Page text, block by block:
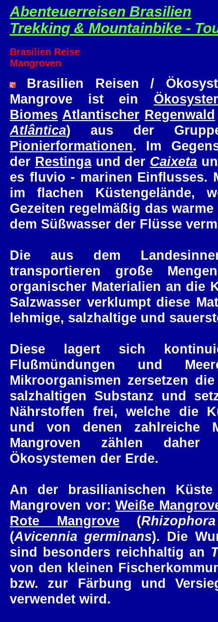
Abenteuerreisen Brasilien
Trekking & Mountainbike -
Brasilien Reise
Mangroven
Brasilien Reisen /
Mangrove ist ein
Biomes Atlantischer Regenwald
Atlântica) aus der
Pionierformationen. Im
der Restingaund der Caixeta
es fluvio - marinen Einflusses.
im flachen Küstengelände,
Gezeiten regelmäßig das
dem Süßwasser der Flüsse
Die aus dem
transportieren große
organischer Materialien an die
Salzwasser verklumpt diese
lehmige, salzhaltige und
Diese lagert sich
Flußmündungen und
Mikroorganismen zersetzen
salzhaltigen Substanz und
Nährstoffen frei, welche die
und von denen zahlreiche
Mangroven zählen
Ökosystemen der Erde.
An der brasilianischen
Mangroven vor:Weiße
Rote Mangrove (
(Avicennia germinans). Die
sind besonders reichhaltig an
von den kleinen
bzw. zur Färbung und
verwendet wird.